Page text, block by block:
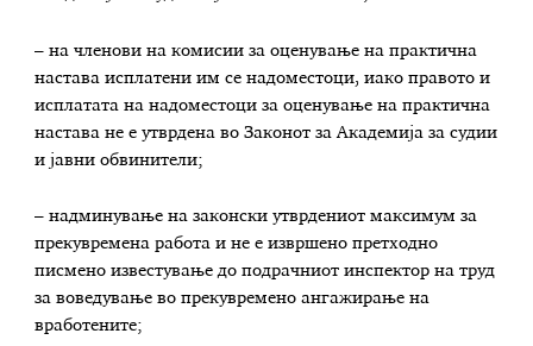
– на членови на комисии за оценување на практична
настава исплатени им се надоместоци, иако правото и
исплатата на надоместоци за оценување на практична
настава не е утврдена во Законот за Академија за судии
и јавни обвинители;
– надминување на законски утврдениот максимум за
прекувремена работа и не е извршено претходно
писмено известување до подрачниот инспектор на труд
за воведување во прекувремено ангажирање на
вработените;